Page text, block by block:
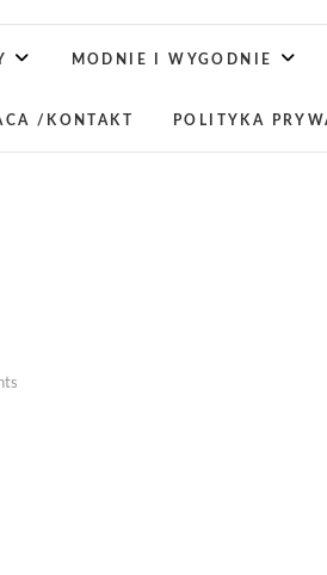
Blog
POŁĄCZONA Z
MODNIE I WYGODNIE
/KONTAKT POLITYKA